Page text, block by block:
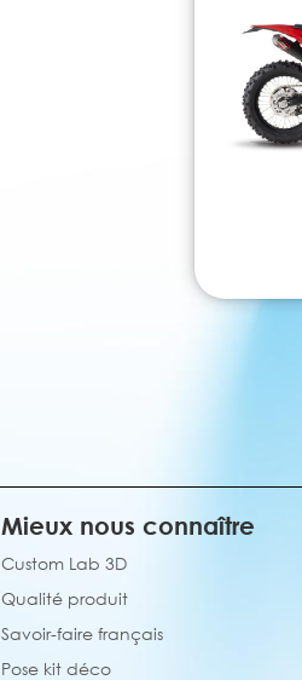
Mieux nous connaître
Custom Lab 3D
Qualité produit
Savoir-faire français
Pose kit déco